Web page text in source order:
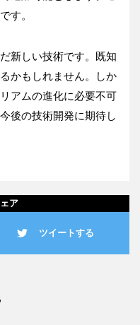
す。
新しい技術です。既知
かもしれません。しか
アムの進化に必要不可
後の技術開発に期待し
ア
ツイートする